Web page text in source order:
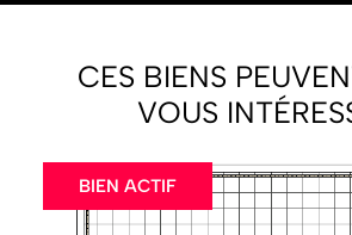
CES BIENS
VOUS
BIEN ACTIF